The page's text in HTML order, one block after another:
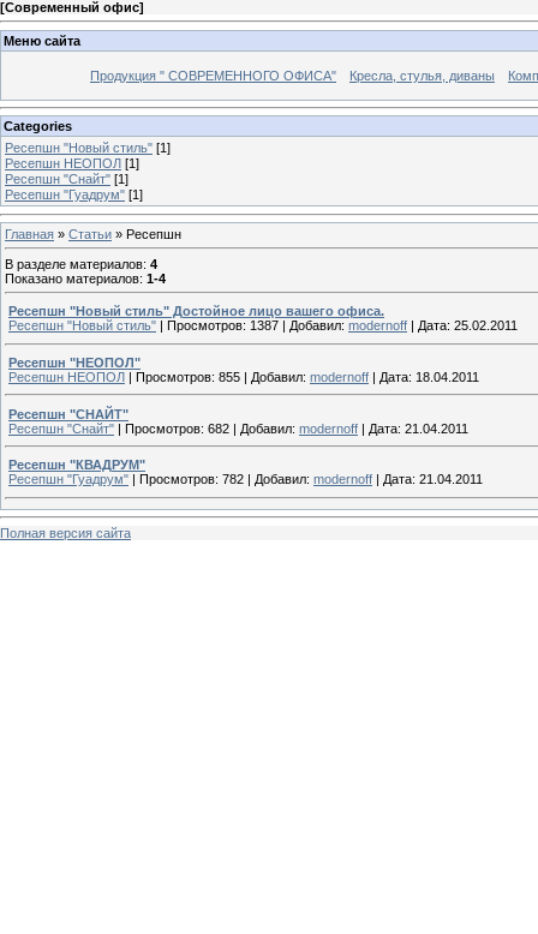
[Современный офис]
Меню сайта
Продукция " СОВРЕМЕННОГО ОФИСА" Кресла, стулья, диваны
Categories
Ресепшн "Новый стиль" [1]
Ресепшн НЕОПОЛ [1]
Ресепшн "Снайт" [1]
Ресепшн "Гуадрум" [1]
Главная » Статьи » Ресепшн
В разделе материалов: 4
Показано материалов: 1-4
Ресепшн "Новый стиль" Достойное лицо вашего офиса.
Ресепшн "Новый стиль"
Просмотров: 1387 Добавил: modernoff Дата: 25.02.2011
Ресепшн "НЕОПОЛ"
Ресепшн НЕОПОЛ | Просмотров: 855 | Добавил: modernoff | Дата: 18.04.2011
Ресепшн "СНАЙТ"
Ресепшн "Снайт" | Просмотров: 682 | Добавил: modernoff | Дата: 21.04.2011
Ресепшн "КВАДРУМ"
Ресепшн "Гуадрум"
Просмотров: 782 Добавил: modernoff Дата: 21.04.2011
Полная версия сайта